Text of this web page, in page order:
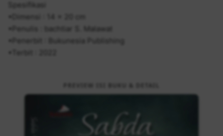
Spesifikasi
•Dimensi : 14 x 20 cm
•Penulis : bachtiar S. Malawat
•Penerbit : Bukunesia Publishing
•Terbit : 2022